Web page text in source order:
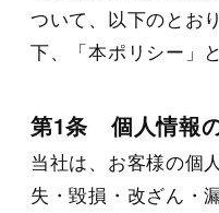
ついて、以下のとお
下、「本ポリシー」
第1条 個人情報
当社は、お客様の個
失・毀損・改ざん・